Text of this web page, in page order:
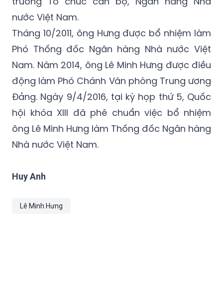
nước Việt Nam.
Tháng 10/2011, ông Hưng được bổ nhiệm làm
Phó Thống đốc Ngân hàng Nhà nước Việt
Nam. Năm 2014, ông Lê Minh Hưng được điều
động làm Phó Chánh Văn phòng Trung ương
Đảng. Ngày 9/4/2016, tại kỳ họp thứ 5, Quốc
hội khóa XIII đã phê chuẩn việc bổ nhiệm
ông Lê Minh Hưng làm Thống đốc Ngân hàng
Nhà nước Việt Nam.
Huy Anh
Lê Minh Hưng